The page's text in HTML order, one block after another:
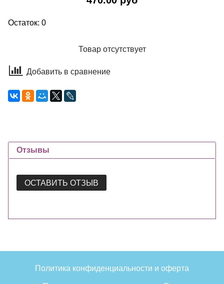
Остаток: 0
Товар отсутствует
Добавить в сравнение
Отзывы
ОСТАВИТЬ ОТЗЫВ
Политика конфиденциальности и оферта